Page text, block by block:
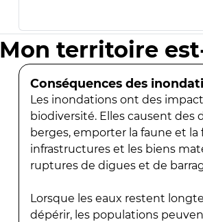
Mon territoire
Conséquences des
Les inondations ont des
biodiversité. Elles causent
berges, emporter la faune et
infrastructures et les biens
ruptures de digues et de
Lorsque les eaux restent
dépérir, les populations